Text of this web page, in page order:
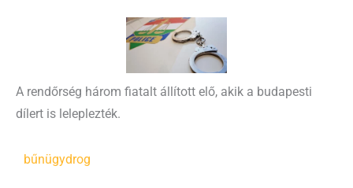
A rendőrség három fiatalt állított elő, akik a budapesti
dílert is leleplezték.
bűnügydrog